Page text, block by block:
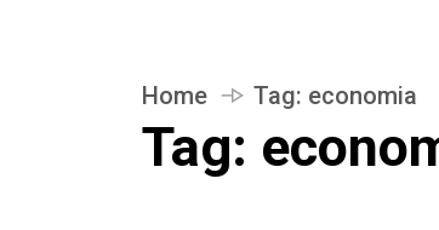
Home Tag: economia
Tag: